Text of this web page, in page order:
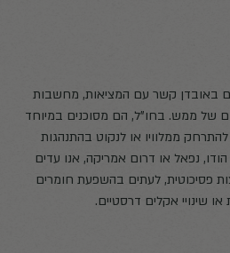
באובדן קשר עם המציאות, מחשבות
של ממש. בחו"ל, הם מסוכנים במיוחד
ממלוויו או לנקוט בהתנהגות
נפאל או דרום אמריקה, אנו עדים
פסיכוטית, לעתים בהשפעת חומרים
או שינויי אקלים דרסטיים.